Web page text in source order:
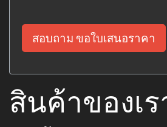
สอบถาม ขอใบเสนอราคา
สินค้าของเร